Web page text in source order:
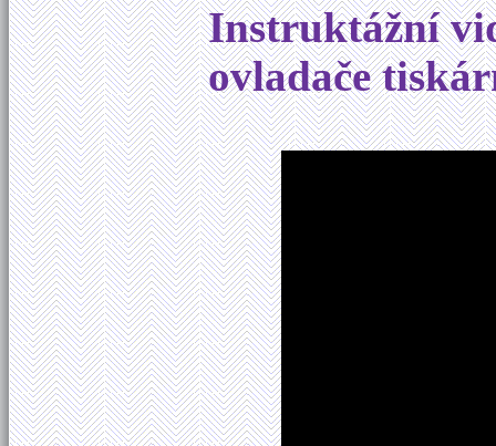
Instruktážní
ovladače